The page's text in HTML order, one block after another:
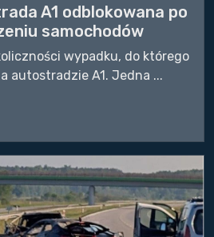
A1 odblokowana po
samochodów
wypadku, do którego
autostradzie A1. Jedna ...